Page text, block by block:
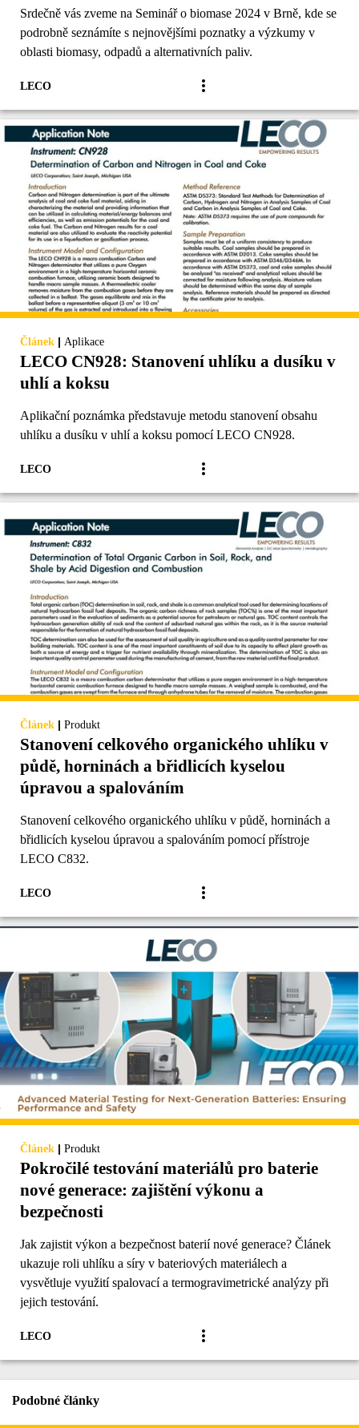
Srdečně vás zveme na Seminář o biomase 2024 v Brně, kde se
podrobně seznámíte s nejnovějšími poznatky a výzkumy v
oblasti biomasy, odpadů a alternativních paliv.
LECO
Článek | Aplikace
LECO CN928: Stanovení uhlíku a dusíku v
uhlí a koksu
Aplikační poznámka představuje metodu stanovení obsahu
uhlíku a dusíku v uhlí a koksu pomocí LECO CN928.
LECO
Článek | Produkt
Stanovení celkového organického uhlíku v
půdě, horninách a břidlicích kyselou
úpravou a spalováním
Stanovení celkového organického uhlíku v půdě, horninách a
břidlicích kyselou úpravou a spalováním pomocí přístroje
LECO C832.
LECO
Článek | Produkt
Pokročilé testování materiálů pro baterie
nové generace: zajištění výkonu a
bezpečnosti
Jak zajistit výkon a bezpečnost baterií nové generace? Článek
ukazuje roli uhlíku a síry v bateriových materiálech a
vysvětluje využití spalovací a termogravimetrické analýzy při
jejich testování.
LECO
Podobné články